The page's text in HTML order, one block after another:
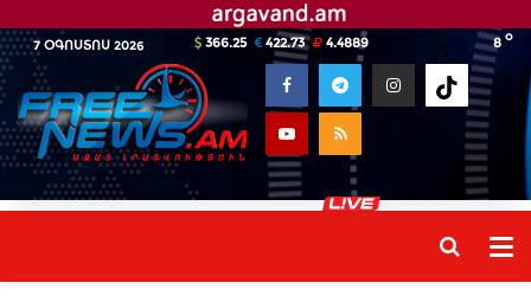
7 ՕԳՈՍՏՈՍ 2026 8 o
366.25 422.73 4.4889